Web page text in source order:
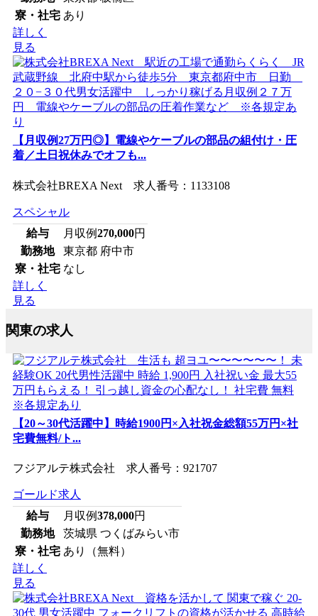
寮・社宅 あり
詳しく
見る
【月収例27万円◎】電線やケーブルの部品の組付け・圧
着／土日祝休みでオフも...
株式会社BREXA Next 求人番号：1133108
スペシャル
給与
月収例270,000円
勤務地
東京都 府中市
寮・社宅 なし
詳しく
見る
関東の求人
【20～30代活躍中】時給1900円×入社祝金総額55万円×社
宅費無料/ト...
フジアルテ株式会社 求人番号：921707
ゴールド求人
給与
月収例378,000円
勤務地
茨城県 つくばみらい市
寮・社宅 あり（無料）
詳しく
見る